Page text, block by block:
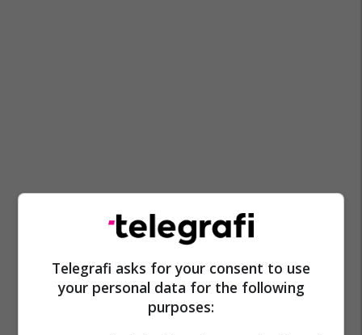
Telegrafi asks for your consent to use
your personal data for the following
purposes: